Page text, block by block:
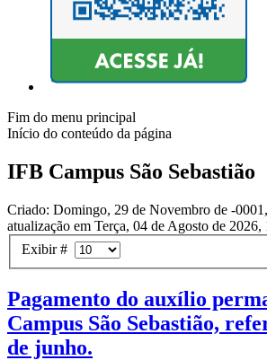
Fim do menu principal
Início do conteúdo da página
IFB Campus São Sebastião
Criado: Domingo, 29 de Novembro de -
atualização em Terça, 04 de Agosto de 2026,
Exibir #
Pagamento do auxílio
Campus São Sebastião,
de junho.